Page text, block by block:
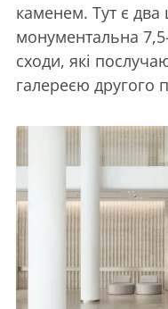
каменем. Тут є
монументальна
сходи, які
галереєю другого